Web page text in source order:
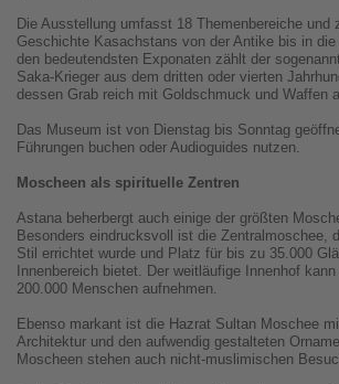
Die Ausstellung umfasst 18 Themenbereiche und
Geschichte Kasachstans von der Antike bis in
den bedeutendsten Exponaten zählt der
Saka-Krieger aus dem dritten oder vierten
dessen Grab reich mit Goldschmuck und Waffen
Das Museum ist von Dienstag bis Sonntag
Führungen buchen oder Audioguides nutzen.
Moscheen als spirituelle Zentren
Astana beherbergt auch einige der größten
Besonders eindrucksvoll ist die Zentralmoschee,
Stil errichtet wurde und Platz für bis zu 35.000
Innenbereich bietet. Der weitläufige Innenhof
200.000 Menschen aufnehmen.
Ebenso markant ist die Hazrat Sultan Moschee
Architektur und den aufwendig gestalteten
Moscheen stehen auch nicht-muslimischen